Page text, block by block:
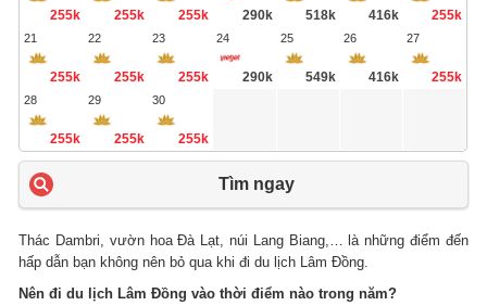
255k 255k 255k 290k 518k 416k 255k
21
255k
22
255k
23
255k
24
290k
25
549k
26
416k
27
255k
28
255k
29
255k
30
255k
Tìm ngay
Thác Dambri, vườn hoa Đà Lạt, núi Lang Biang,… là những điểm đến
hấp dẫn bạn không nên bỏ qua khi đi du lịch Lâm Đồng.
Nên đi du lịch Lâm Đồng vào thời điểm nào trong năm?